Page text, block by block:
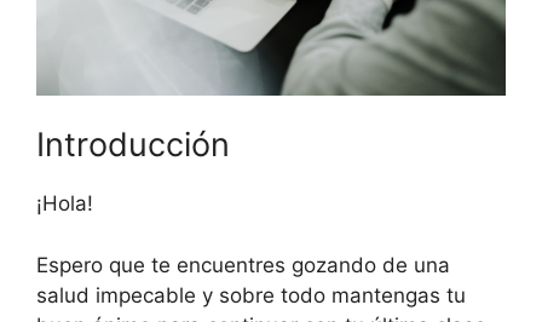
Introducción
¡Hola!
Espero que te encuentres gozando de una
salud impecable y sobre todo mantengas tu